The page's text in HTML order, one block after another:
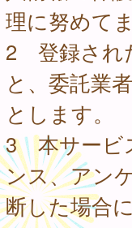
理に努めて
2 登録され
と、委託業
とします。
3 本サービ
ンス、アン
断した場合